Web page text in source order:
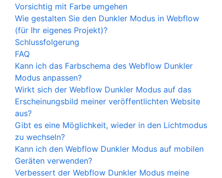
Vorsichtig mit Farbe umgehen
Wie gestalten Sie den Dunkler Modus in Webflow
(für Ihr eigenes Projekt)?
Schlussfolgerung
FAQ
Kann ich das Farbschema des Webflow Dunkler
Modus anpassen?
Wirkt sich der Webflow Dunkler Modus auf das
Erscheinungsbild meiner veröffentlichten Website
aus?
Gibt es eine Möglichkeit, wieder in den Lichtmodus
zu wechseln?
Kann ich den Webflow Dunkler Modus auf mobilen
Geräten verwenden?
Verbessert der Webflow Dunkler Modus meine